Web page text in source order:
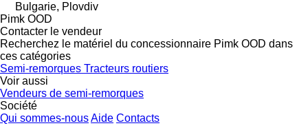
Bulgarie, Plovdiv
Pimk OOD
Contacter le vendeur
Recherchez le matériel du concessionnaire Pimk OOD dans
ces catégories
Semi-remorques Tracteurs routiers
Voir aussi
Vendeurs de semi-remorques
Société
Qui sommes-nousAide Contacts